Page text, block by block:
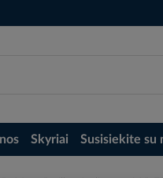
Skyriai Susisiekite su